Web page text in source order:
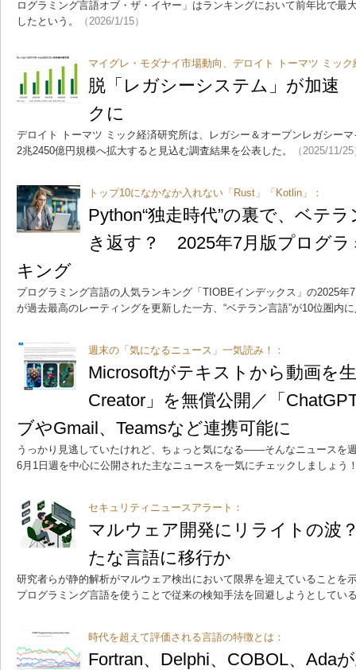
ログラミング言語オブ・ザ・イヤー」はランキングにおいて前年比で最
したという。
（2026/1/15）
マイグレ・モダナイ市場動向、デロイト トーマツ ミッ
脱「レガシーシステム」が加速
クに
デロイト トーマツ ミック経済研究所は、レガシー＆オープンレガシー
2兆2450億円規模へ拡大すると見込む調査結果を公表した。
（2025/11/
トップ10になかなか入れない「Rust」「Kotlin」：
Python“独走時代”の裏で、ベテ
き返す？ 2025年7月版プログラ
キング
プログラミング言語の人気ランキング「TIOBEインデックス」の2025年
が過去最高のレーティングを更新した一方、“ベテラン言語”が10位圏内
週末の「気になるニュース」一気読み！：
Microsoftがテキストから動画を
Creator」を無償公開／「
ブやGmail、Teamsなど連携可能に
うっかり見逃していたけれど、ちょっと気になる――そんなニュースを
6月1日週を中心に公開された主なニュースを一気にチェックしましょう
セキュリティニュースアラート：
マルウェア開発にリライトの波
たな言語に移行か
研究者らが静的解析がマルウェア検出において限界を迎えていることを
プログラミング言語を使うことで従来の検知手法を回避しようとしてい
時代を超えて評価される言語の特徴とは：
Fortran、Delphi、COBOL、